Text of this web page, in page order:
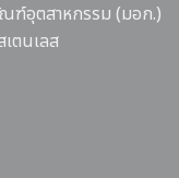
ฑ์อุตสาหกรรม (มอก.)
ตนเลส